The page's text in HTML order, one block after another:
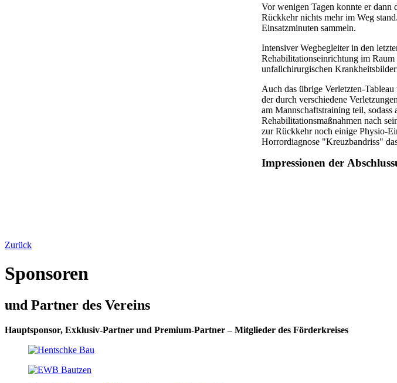
Vor wenigen Tagen konnte er dann
Rückkehr nichts mehr im Weg
Einsatzminuten sammeln.
Intensiver Wegbegleiter in den
Rehabilitationseinrichtung im
unfallchirurgischen
Auch das übrige Verletzten-
der durch verschiedene
am Mannschaftstraining teil,
Rehabilitationsmaßnahmen nach
zur Rückkehr noch einige Physio-
Horrordiagnose "Kreuzbandriss"
Impressionen der
Zurück
Sponsoren
und Partner des Vereins
Hauptsponsor, Exklusiv-Partner und Premium-Partner – Mitglieder des Förderkreises